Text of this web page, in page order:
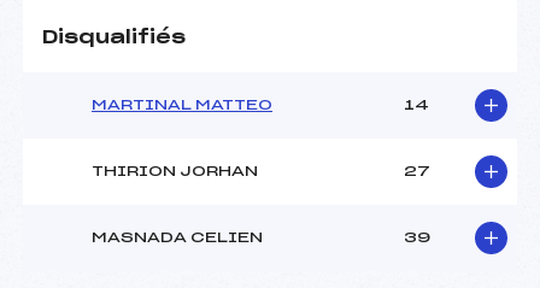
Disqualifiés
MARTINAL MATTEO 14
THIRION JORHAN 27
MASNADA CELIEN 39